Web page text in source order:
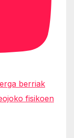
berriak
fisikoen